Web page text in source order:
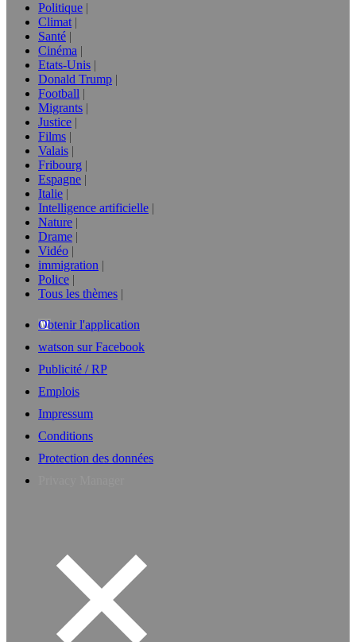
Politique
Climat
Santé
Cinéma
Etats-Unis
Donald Trump
Football
Migrants
Justice
Films
Valais
Fribourg
Espagne
Italie
Intelligence artificielle
Nature
Drame
Vidéo
immigration
Police
Tous les thèmes
Obtenir l'application
watson sur Facebook
Publicité / RP
Emplois
Impressum
Conditions
Protection des données